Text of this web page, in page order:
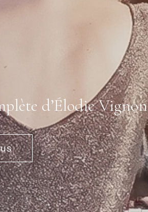
d’Élodie Vignon